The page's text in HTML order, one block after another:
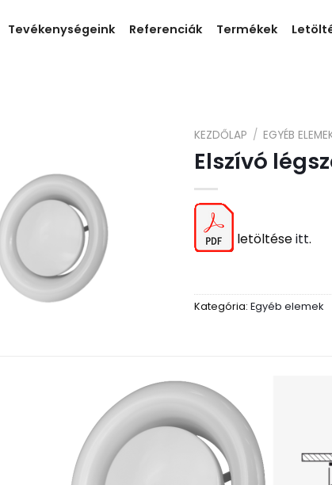
Tevékenységeink Referenciák Termékek
KEZDŐLAP / EGYÉB
Elszívó
letöltéseitt.
Kategória: Egyéb elemek